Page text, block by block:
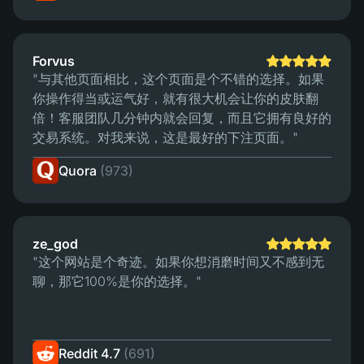
Forvus
"与其他页面相比，这个页面是个不错的选择。如果
你操作得当或运气好，就有很大机会让你的皮肤翻
倍！客服团队几分钟内就会回复，而且它拥有良好的
交易系统。对我来说，这是最好的下注页面。"
Quora (973)
ze_god
"这个网站是个奇迹。如果你想消磨时间又不感到无
聊，那它100%是你的选择。"
Reddit 4.7 (691)